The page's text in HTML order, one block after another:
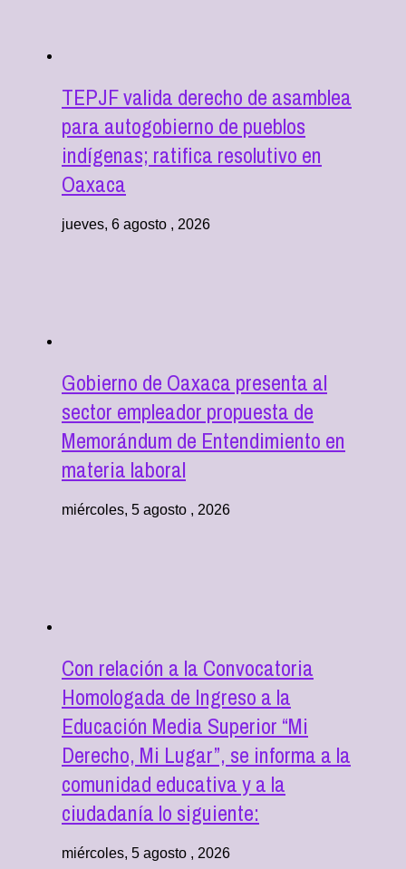
TEPJF valida derecho de asamblea
para autogobierno de pueblos
indígenas; ratifica resolutivo en
Oaxaca
jueves, 6 agosto , 2026
Gobierno de Oaxaca presenta al
sector empleador propuesta de
Memorándum de Entendimiento en
materia laboral
miércoles, 5 agosto , 2026
Con relación a la Convocatoria
Homologada de Ingreso a la
Educación Media Superior “Mi
Derecho, Mi Lugar”, se informa a la
comunidad educativa y a la
ciudadanía lo siguiente:
miércoles, 5 agosto , 2026